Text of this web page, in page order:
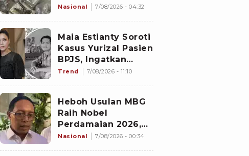
Senjata di Dalam
Nasional 7/08/2026 - 04:32
Maia Estianty Soroti
Kasus Yurizal Pasien
BPJS, Ingatkan
Nakes untuk Jaga
Trend 7/08/2026 - 11:10
Heboh Usulan MBG
Raih Nobel
Perdamaian 2026,
Istana Akhirnya
Nasional 7/08/2026 - 00:34